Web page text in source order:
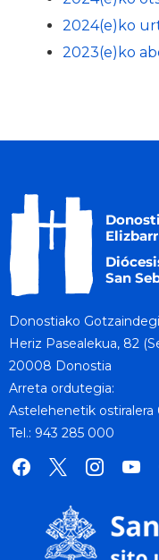
2024(e)ko
2023(e)ko
Donostiako
Heriz Pasealekua, 82
20008 Donostia
Arreta ordutegia:
Astelehenetik ostiralera
Tel.: 943 285 000
facebook
x instagram